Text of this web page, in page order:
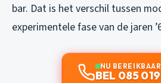
bar. Dat is het verschil tussen
experimentele fase van de jaren
NU BEREIKBAAR
BEL 085